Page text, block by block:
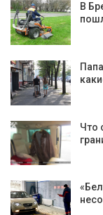
В
Что